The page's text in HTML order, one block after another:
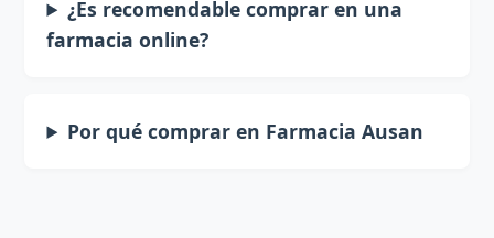
¿Es recomendable comprar en una
farmacia online?
Por qué comprar en Farmacia Ausan